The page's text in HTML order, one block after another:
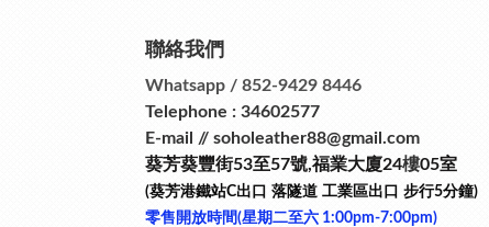
聯絡我們
Whatsapp / 852-9429 8446
Telephone : 34602577
E-mail // soholeather88@gmail.com
葵芳葵豐街53至57號,福業大廈24樓05室
(葵芳港鐵站C出口 落隧道 工業區出口 步行5分鐘)
零售開放時間(星期二至六​ 1:00pm-7:00pm)